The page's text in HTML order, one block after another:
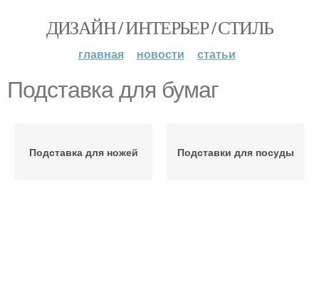
ДИЗАЙН / ИНТЕРЬЕР / СТИЛЬ
главная новости статьи
Подставка для бумаг
Подставка для ножей Подставки для посуды